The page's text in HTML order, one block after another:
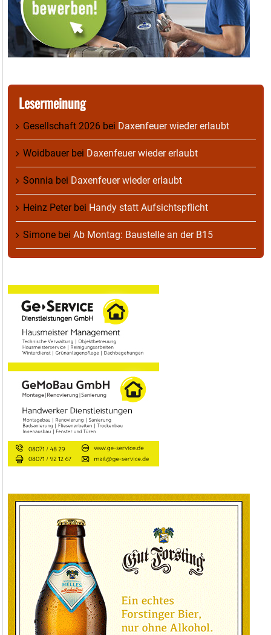
Lesermeinung
Gesellschaft 2026 bei Daxenfeuer wieder erlaubt
Woidbauerbei Daxenfeuer wieder erlaubt
Sonnia bei Daxenfeuer wieder erlaubt
Heinz Peterbei Handy statt Aufsichtspflicht
Simone bei Ab Montag: Baustelle an der B15